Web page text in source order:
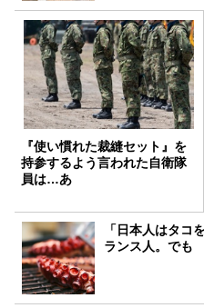
『使い慣れた裁縫セット』を
持参するよう言われた自衛隊
員は…あ
「日本人はタコ
ランス人。でも